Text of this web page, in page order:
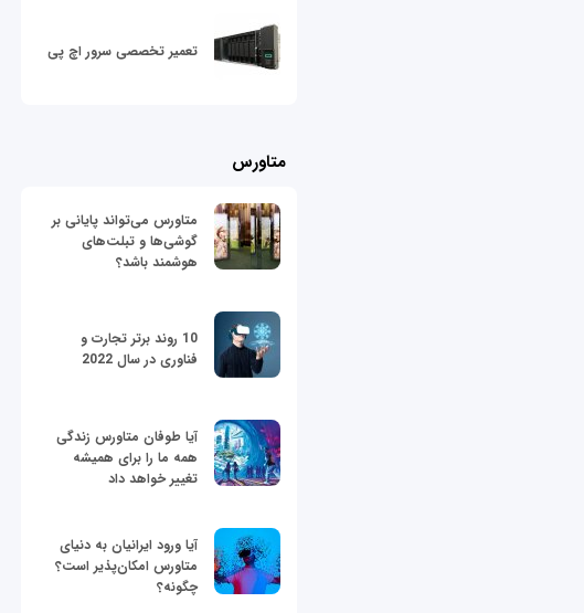
تعمیر تخصصی سرور اچ پی
متاورس
متاورس می‌تواند پایانی بر
گوشی‌ها و تبلت‌های
هوشمند باشد؟
10 روند برتر تجارت و
فناوری در سال 2022
آیا طوفان متاورس زندگی
همه ما را برای همیشه
تغییر خواهد داد
آیا ورود ایرانیان به دنیای
متاورس امکان‌پذیر است؟
چگونه؟